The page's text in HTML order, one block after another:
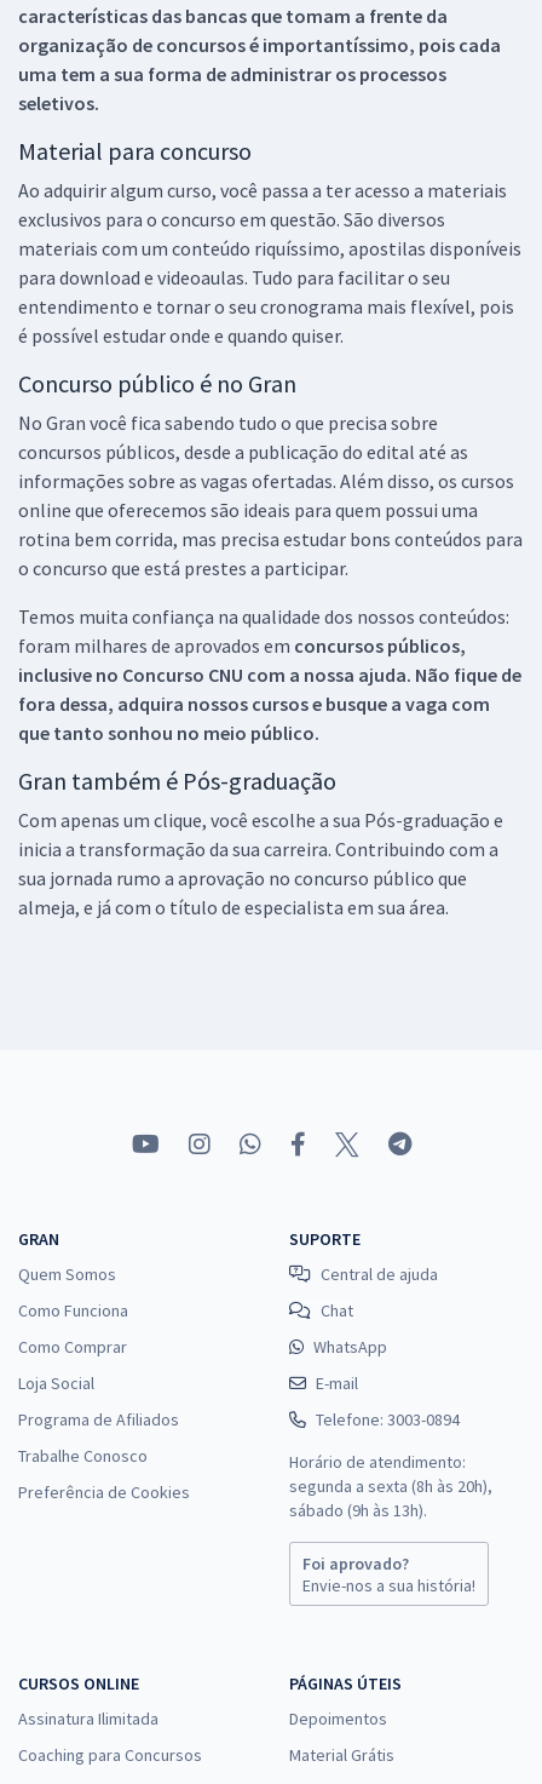
características das bancas que tomam a frente da
organização de concursos é importantíssimo, pois cada
uma tem a sua forma de administrar os processos
seletivos.
Material para concurso
Ao adquirir algum curso, você passa a ter acesso a materiais
exclusivos para o concurso em questão. São diversos
materiais com um conteúdo riquíssimo, apostilas disponíveis
para download e videoaulas. Tudo para facilitar o seu
entendimento e tornar o seu cronograma mais flexível, pois
é possível estudar onde e quando quiser.
Concurso público é no Gran
No Gran você fica sabendo tudo o que precisa sobre
concursos públicos, desde a publicação do edital até as
informações sobre as vagas ofertadas. Além disso, os cursos
online que oferecemos são ideais para quem possui uma
rotina bem corrida, mas precisa estudar bons conteúdos para
o concurso que está prestes a participar.
Temos muita confiança na qualidade dos nossos conteúdos:
foram milhares de aprovados em concursos públicos,
inclusive no Concurso CNU com a nossa ajuda. Não fique de
fora dessa, adquira nossos cursos e busque a vaga com
que tanto sonhou no meio público.
Gran também é Pós-graduação
Com apenas um clique, você escolhe a sua Pós-graduação e
inicia a transformação da sua carreira. Contribuindo com a
sua jornada rumo a aprovação no concurso público que
almeja, e já com o título de especialista em sua área.
GRAN
Quem Somos
Como Funciona
Como Comprar
Loja Social
Programa de Afiliados
Trabalhe Conosco
Preferência de Cookies
SUPORTE
Central de ajuda
Chat
WhatsApp
E-mail
Telefone: 3003-0894
Horário de atendimento:
segunda a sexta (8h às 20h),
sábado (9h às 13h).
Foi aprovado?
Envie-nos a sua história!
CURSOS ONLINE
Assinatura Ilimitada
Coaching para Concursos
PÁGINAS ÚTEIS
Depoimentos
Material Grátis